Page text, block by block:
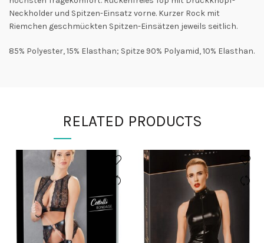
Neckholder und Spitzen-Einsatz vorne. Kurzer Rock mit
Riemchen geschmückten Spitzen-Einsätzen jeweils seitlich.
85% Polyester, 15% Elasthan; Spitze 90% Polyamid, 10% Elasthan.
RELATED PRODUCTS